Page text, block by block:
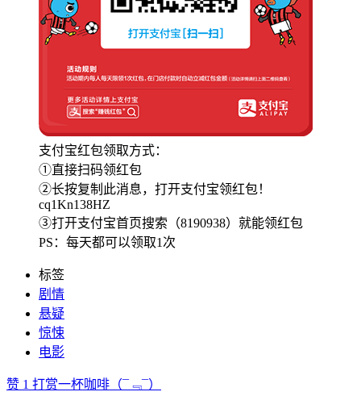
支付宝红包领取方式：
①直接扫码领红包
②长按复制此消息，打开支付宝领红包！
cq1Kn138HZ
③打开支付宝首页搜索（8190938）就能领红包
PS：每天都可以领取1次
标签
剧情
悬疑
惊悚
电影
赞 1 打赏一杯咖啡 （¯﹃¯）